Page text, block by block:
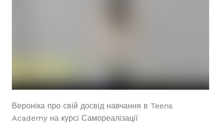
Вероніка про свій досвід навчання в Teens
Academy на курсі Самореалізації